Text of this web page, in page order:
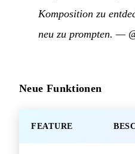
Komposition zu
neu zu prompten. —
Neue Funktionen
FEATURE